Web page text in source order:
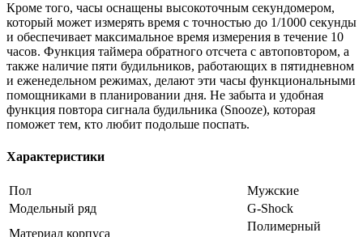
Кроме того, часы оснащены высокоточным секундомером,
который может измерять время с точностью до 1/1000 секунды
и обеспечивает максимальное время измерения в течение 10
часов. Функция таймера обратного отсчета с автоповтором, а
также наличие пяти будильников, работающих в пятидневном
и еженедельном режимах, делают эти часы функциональными
помощниками в планировании дня. Не забыта и удобная
функция повтора сигнала будильника (Snooze), которая
поможет тем, кто любит подольше поспать.
Характеристики
Пол
Мужские
Модельный ряд
G-Shock
Материал корпуса
Полимерный